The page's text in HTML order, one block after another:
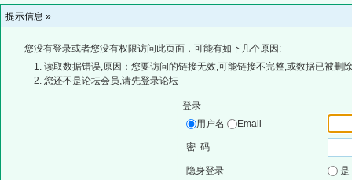
提示信息 »
您没有登录或者您没有权限访问此页面，可能有如下几个原因:
读取数据错误,原因：您要访问的链接无效,可能链接不完整,或数据已被删
您还不是论坛会员,请先登录论坛
登录
用户名
Email
密 码
隐身登录